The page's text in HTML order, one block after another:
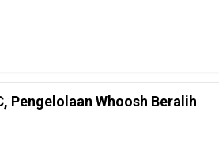
Pengelolaan Whoosh Beralih